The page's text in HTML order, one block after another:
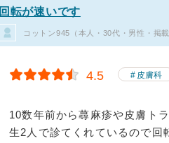
回転が速いです
コットン945（本人・30代・男性・掲載
4.5 皮膚科
10数年前から蕁麻疹や皮膚ト
生2人で診てくれているので回